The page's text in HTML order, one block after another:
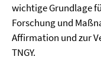
wichtige Grundlage
Forschung und
Affirmation und zur
TNGY.